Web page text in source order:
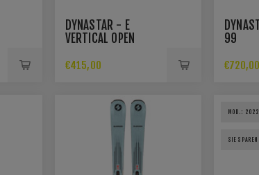
DYNASTAR - E
VERTICAL OPEN
€415,00
99
€720,00
MOD.:
SIE